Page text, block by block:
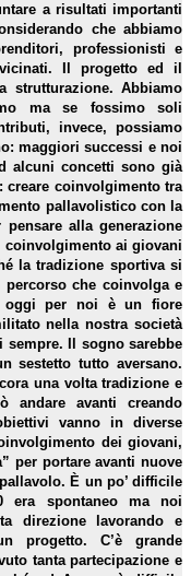
a risultati importanti
che abbiamo
professionisti e
Il progetto ed il
strutturazione. Abbiamo
ma se fossimo soli
invece, possiamo
maggiori successi e noi
alcuni concetti sono già
coinvolgimento tra
pallavolistico con la
alla generazione
ai giovani
la tradizione sportiva si
che coinvolga e
oggi per noi è un fiore
nella nostra società
Il sogno sarebbe
sestetto tutto aversano.
una volta tradizione e
avanti creando
vanno in diverse
dei giovani,
per portare avanti nuove
È un po’ difficile
era spontaneo ma noi
direzione lavorando e
progetto. C’è grande
tanta partecipazione e